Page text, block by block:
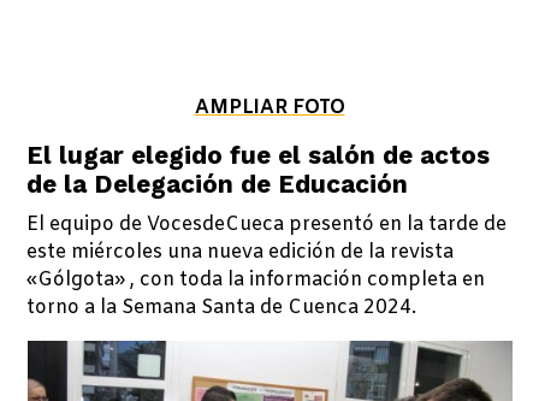
AMPLIAR FOTO
El lugar elegido fue el salón de actos
de la Delegación de Educación
El equipo de VocesdeCueca presentó en la tarde de
este miércoles una nueva edición de la revista
«Gólgota» , con toda la información completa en
torno a la Semana Santa de Cuenca 2024.